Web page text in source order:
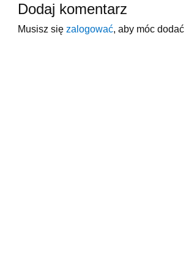
Dodaj komentarz
Musisz się zalogować , aby móc